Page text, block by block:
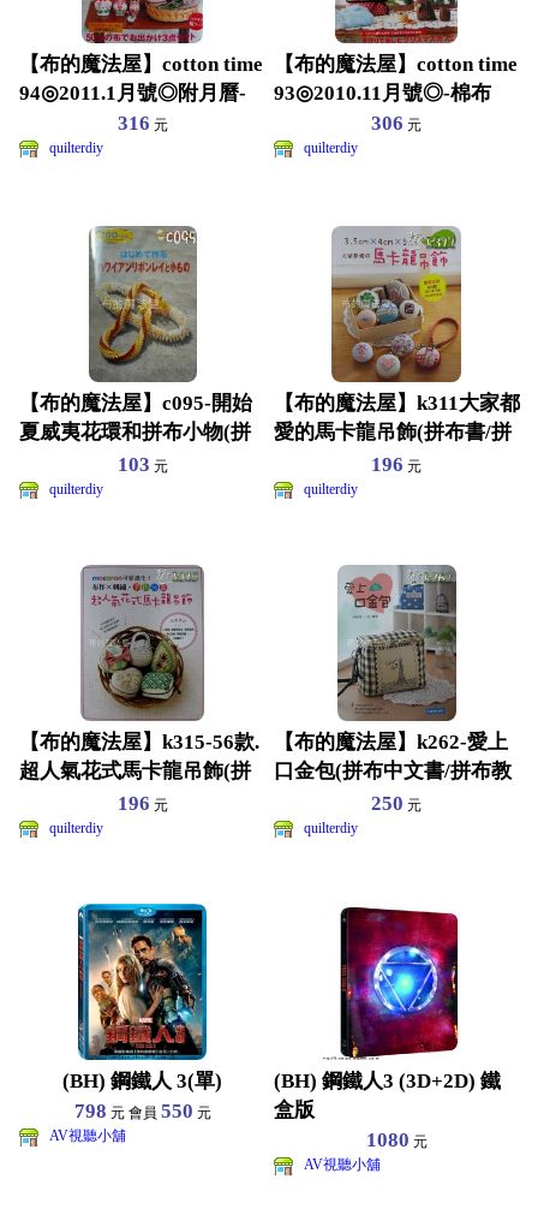
【布的魔法屋】cotton time
94◎2011.1月號◎附月曆-
316 元
quilterdiy
【布的魔法屋】cotton time
93◎2010.11月號◎-棉布
306 元
quilterdiy
【布的魔法屋】c095-開始
夏威夷花環和拼布小物(拼
布書/拼布工具書/
103 元
quilterdiy
【布的魔法屋】k311大家都
愛的馬卡龍吊飾(拼布書/拼
布教學/拼布材料
196 元
quilterdiy
【布的魔法屋】k315-56款.
超人氣花式馬卡龍吊飾(拼
布書/拼布教學
196 元
quilterdiy
【布的魔法屋】k262-愛上
口金包(拼布中文書/拼布教
學/拼布材料.拼
250 元
quilterdiy
(BH) 鋼鐵人 3(單)
798 元 會員 550 元
AV視聽小舖
(BH) 鋼鐵人3 (3D+2D) 鐵
盒版
1080 元
AV視聽小舖